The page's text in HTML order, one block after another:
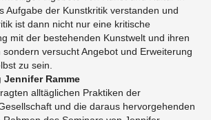
Aufgabe der Kunstkritik verstanden und
ist dann nicht nur eine kritische
mit der bestehenden Kunstwelt und ihren
versucht Angebot und Erweiterung
zu sein.
Ramme
alltäglichen Praktiken der
und die daraus hervorgehenden